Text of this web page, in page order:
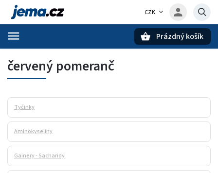
CZK
Prázdný košík
červený pomeranč
Tyčinky
Aminokyseliny
Gainery - Sacharidy